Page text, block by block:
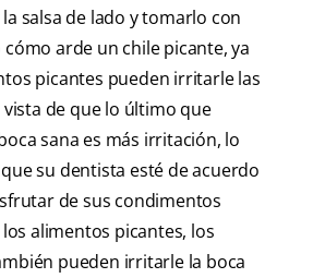
salsa de lado y tomarlo con
arde un chile picante, ya
picantes pueden irritarle las
vista de que lo último que
sana es más irritación, lo
su dentista esté de acuerdo
de sus condimentos
alimentos picantes, los
pueden irritarle la boca